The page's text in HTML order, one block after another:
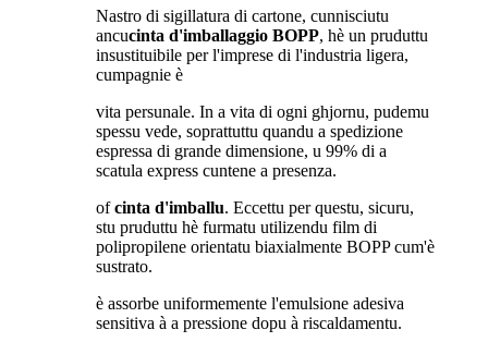
Nastro di sigillatura di cartone, cunnisciutu
ancucinta d'imballaggio BOPP, hè un pruduttu
insustituibile per l'imprese di l'industria ligera,
cumpagnie è
vita persunale. In a vita di ogni ghjornu, pudemu
spessu vede, soprattuttu quandu a spedizione
espressa di grande dimensione, u 99% di a
scatula express cuntene a presenza.
ofcinta d'imballu. Eccettu per questu, sicuru,
stu pruduttu hè furmatu utilizendu film di
polipropilene orientatu biaxialmente BOPP cum'è
sustrato.
è assorbe uniformemente l'emulsione adesiva
sensitiva à a pressione dopu à riscaldamentu.